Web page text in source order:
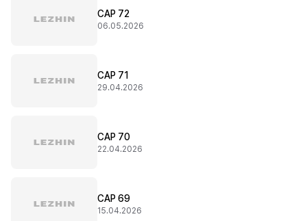
CAP 72
06.05.2026
CAP 71
29.04.2026
CAP 70
22.04.2026
CAP 69
15.04.2026